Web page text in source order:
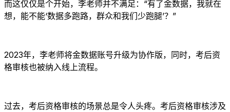
而这仅仅是个开始，李老师并不满足：“有了金数据，我就在
想，能不能‘数据多跑路，群众和我们少跑腿’？”
2023年，李老师将金数据账号升级为协作版，同时，考后资
格审核也被纳入线上流程。
过去，考后资格审核的场景总是令人头疼。考后资格审核涉及